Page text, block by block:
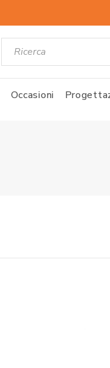
Occasioni